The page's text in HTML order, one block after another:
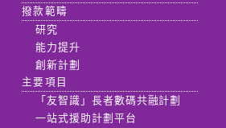
撥款範疇
研究
能力提升
創新計劃
主要項目
「友智識」長者數碼共融計劃
一站式援助計劃平台